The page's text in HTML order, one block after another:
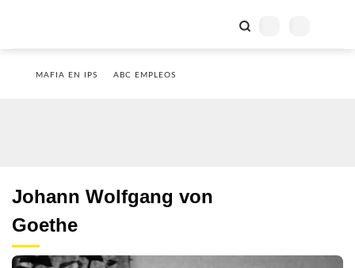
MAFIA EN IPS ABC EMPLEOS
Johann Wolfgang von
Goethe